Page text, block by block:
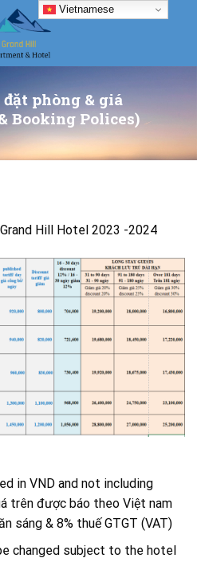
phòng & giá
Booking Polices)
Hill Hotel 2023 -2024
in VND and not including
trên được báo theo Việt nam
sáng & 8% thuế GTGT (VAT)
changed subject to the hotel
Vietnamese